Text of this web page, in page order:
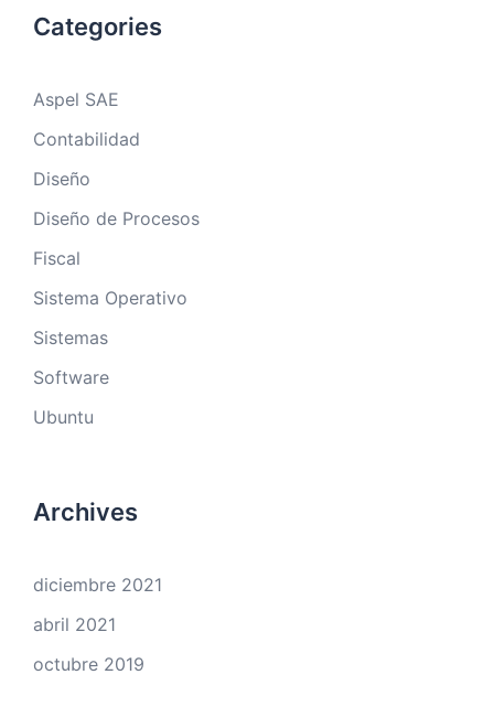
Categories
Aspel SAE
Contabilidad
Diseño
Diseño de Procesos
Fiscal
Sistema Operativo
Sistemas
Software
Ubuntu
Archives
diciembre 2021
abril 2021
octubre 2019